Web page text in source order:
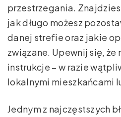
przestrzegania.
jak długo możesz
danej strefie oraz jakie
związane. Upewnij się, że
instrukcje – w razie
lokalnymi mieszkańcami
Jednym z najczęstszych